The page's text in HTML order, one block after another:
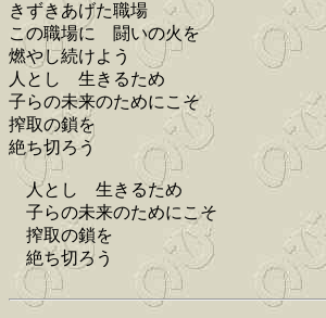
きずきあげた職場
この職場に 闘いの火を
燃やし続けよう
人とし 生きるため
子らの未来のためにこそ
搾取の鎖を
絶ち切ろう
人とし 生きるため
子らの未来のためにこそ
搾取の鎖を
絶ち切ろう